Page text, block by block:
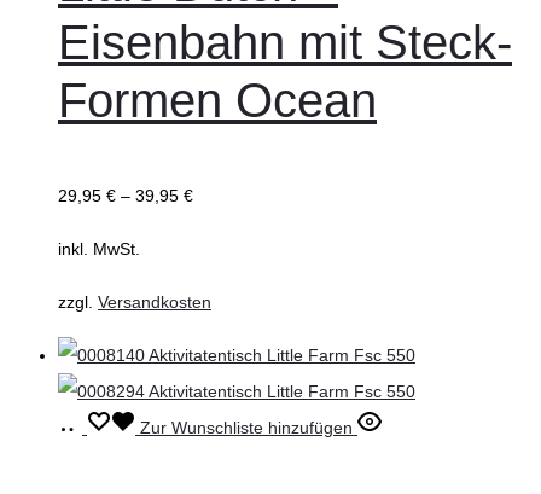
Varianten
auf.
Die
der
werden
Eisenbahn mit Steck-
Formen Ocean
29,95 € – 39,95 €
inkl. MwSt.
zzgl. Versandkosten
In
Zur Wunschliste hinzufügen